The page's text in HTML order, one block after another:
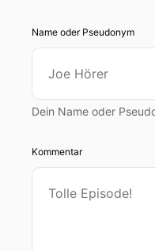
Name oder Pseudonym
Dein Name oder
Kommentar